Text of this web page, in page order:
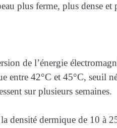
plus ferme, plus dense et
de l’énergie
entre 42°C et 45°C, seuil
sur plusieurs semaines.
densité dermique de 10 à